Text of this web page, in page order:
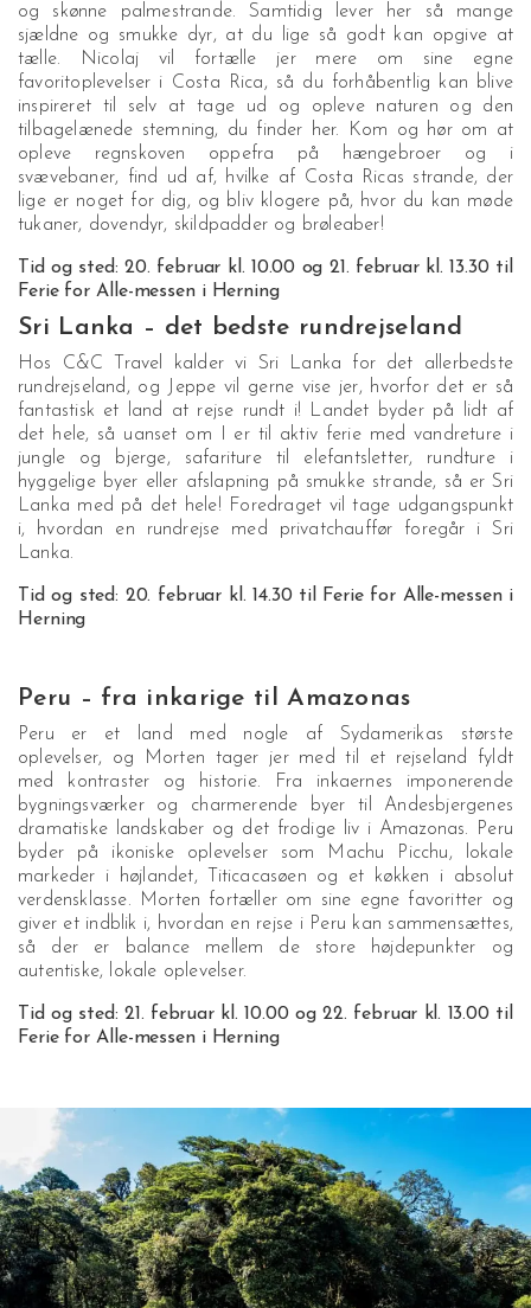
og skønne palmestrande. Samtidig lever her så mange
sjældne og smukke dyr, at du lige så godt kan opgive at
tælle. Nicolaj vil fortælle jer mere om sine egne
favoritoplevelser i Costa Rica, så du forhåbentlig kan blive
inspireret til selv at tage ud og opleve naturen og den
tilbagelænede stemning, du finder her. Kom og hør om at
opleve regnskoven oppefra på hængebroer og i
svævebaner, find ud af, hvilke af Costa Ricas strande, der
lige er noget for dig, og bliv klogere på, hvor du kan møde
tukaner, dovendyr, skildpadder og brøleaber!
Tid og sted: 20. februar kl. 10.00 og 21. februar kl. 13.30 til
Ferie for Alle-messen i Herning
Sri Lanka – det bedste rundrejseland
Hos C&C Travel kalder vi Sri Lanka for det allerbedste
rundrejseland, og Jeppe vil gerne vise jer, hvorfor det er så
fantastisk et land at rejse rundt i! Landet byder på lidt af
det hele, så uanset om I er til aktiv ferie med vandreture i
jungle og bjerge, safariture til elefantsletter, rundture i
hyggelige byer eller afslapning på smukke strande, så er Sri
Lanka med på det hele! Foredraget vil tage udgangspunkt
i, hvordan en rundrejse med privatchauffør foregår i Sri
Lanka.
Tid og sted: 20. februar kl. 14.30 til Ferie for Alle-messen i
Herning
Peru – fra inkarige til Amazonas
Peru er et land med nogle af Sydamerikas største
oplevelser, og Morten tager jer med til et rejseland fyldt
med kontraster og historie. Fra inkaernes imponerende
bygningsværker og charmerende byer til Andesbjergenes
dramatiske landskaber og det frodige liv i Amazonas. Peru
byder på ikoniske oplevelser som Machu Picchu, lokale
markeder i højlandet, Titicacasøen og et køkken i absolut
verdensklasse. Morten fortæller om sine egne favoritter og
giver et indblik i, hvordan en rejse i Peru kan sammensættes,
så der er balance mellem de store højdepunkter og
autentiske, lokale oplevelser.
Tid og sted: 21. februar kl. 10.00 og 22. februar kl. 13.00 til
Ferie for Alle-messen i Herning